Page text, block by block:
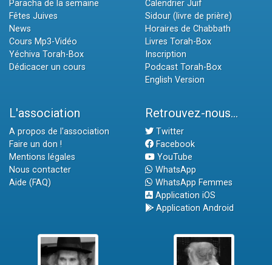
Paracha de la semaine
Fêtes Juives
News
Cours Mp3-Vidéo
Yéchiva Torah-Box
Dédicacer un cours
Calendrier Juif
Sidour (livre de prière)
Horaires de Chabbath
Livres Torah-Box
Inscription
Podcast Torah-Box
English Version
L'association
A propos de l'association
Faire un don !
Mentions légales
Nous contacter
Aide (FAQ)
Retrouvez-nous...
Twitter
Facebook
YouTube
WhatsApp
WhatsApp Femmes
Application iOS
Application Android